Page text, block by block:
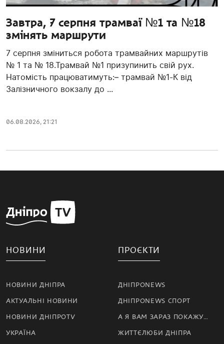
Завтра, 7 серпня трамваї №1 та №18
змінять маршрути
7 серпня зміниться робота трамвайних маршрутів
№ 1 та № 18.Трамвай №1 призупинить свій рух.
Натомість працюватимуть:– трамвай №1-К від
Залізничного вокзалу до ...
06.08.2026, 21:21
НОВИНИ
НОВИНИ ДНІПРА
АКТУАЛЬНІ НОВИНИ
НОВИНИ ДНІПРОTV
УКРАЇНА
ПРОЄКТИ
ДНІПРОNEWS
ДНІПРОNEWS СПОРТ
А Я ВАМ ЗАРАЗ ПОКАЖУ…
ЖИТТЄЛЮБИ ДНІПРА